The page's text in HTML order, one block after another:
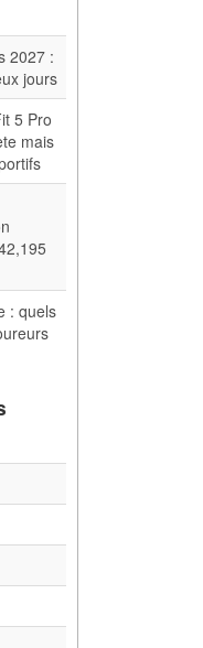
2027 :
jours
5 Pro
mais
: quels